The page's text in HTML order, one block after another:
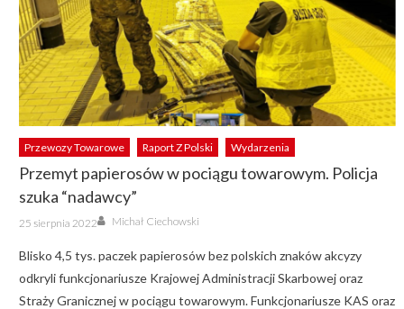
Przewozy Towarowe Raport Z Polski Wydarzenia
Przemyt papierosów w pociągu towarowym. Policja
szuka “nadawcy”
Posted
on
25 sierpnia 2022 Author
Michał Ciechowski
Blisko 4,5 tys. paczek papierosów bez polskich znaków akcyzy
odkryli funkcjonariusze Krajowej Administracji Skarbowej oraz
Straży Granicznej w pociągu towarowym. Funkcjonariusze KAS oraz